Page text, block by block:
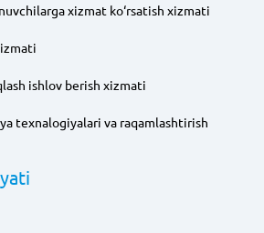
xizmat ko‘rsatish xizmati
ishlov berish xizmati
texnalogiyalari va raqamlashtirish